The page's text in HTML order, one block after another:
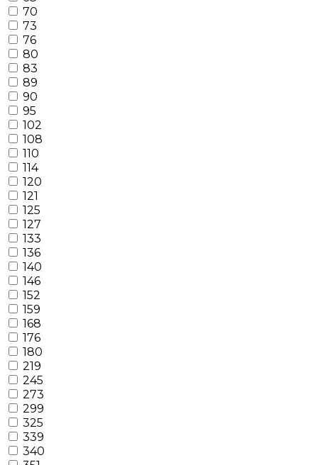
70
73
76
80
83
89
90
95
102
108
110
114
120
121
125
127
133
136
140
146
152
159
168
176
180
219
245
273
299
325
339
340